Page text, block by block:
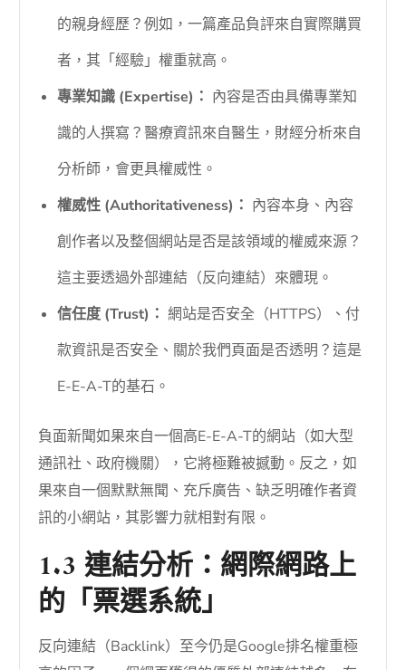
的親身經歷？例如，一篇產品負評來自實際購買
者，其「經驗」權重就高。
專業知識 (Expertise)： 內容是否由具備專業知
識的人撰寫？醫療資訊來自醫生，財經分析來自
分析師，會更具權威性。
權威性 (Authoritativeness)： 內容本身、內容
創作者以及整個網站是否是該領域的權威來源？
這主要透過外部連結（反向連結）來體現。
信任度 (Trust)： 網站是否安全（HTTPS）、付
款資訊是否安全、關於我們頁面是否透明？這是
E-E-A-T的基石。
負面新聞如果來自一個高E-E-A-T的網站（如大型
通訊社、政府機關），它將極難被撼動。反之，如
果來自一個默默無聞、充斥廣告、缺乏明確作者資
訊的小網站，其影響力就相對有限。
1.3 連結分析：網際網路上
的「票選系統」
反向連結（Backlink）至今仍是Google排名權重極